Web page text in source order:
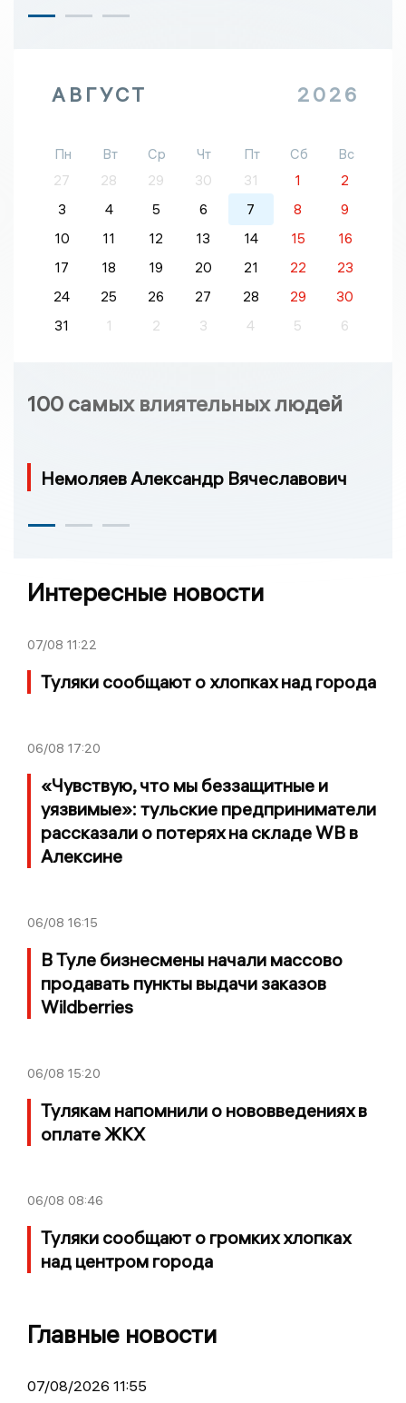
АВГУСТ 2026
Пн Вт Ср Чт Пт Сб
Вс
27
28 29 30 31 1
2
3
4 5 6 7 8
9
10
11 12 13 14 15
16
17
18 19 20 21 22
23
24
25 26 27 28 29
30
31
1 2 3 4 5 6
100 самых влиятельных людей
Немоляев Александр Вячеславович
Интересные новости
07/08 11:22
Туляки сообщают о хлопках над города
06/08 17:20
«Чувствую, что мы беззащитные и
уязвимые»: тульские предприниматели
рассказали о потерях на складе WB в
Алексине
06/08 16:15
В Туле бизнесмены начали массово
продавать пункты выдачи заказов
Wildberries
06/08 15:20
Тулякам напомнили о нововведениях в
оплате ЖКХ
06/08 08:46
Туляки сообщают о громких хлопках
над центром города
Главные новости
07/08/2026 11:55